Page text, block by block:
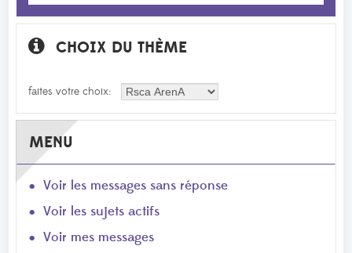
CHOIX DU THÈME
faites votre choix:
MENU
Voir les messages sans réponse
Voir les sujets actifs
Voir mes messages